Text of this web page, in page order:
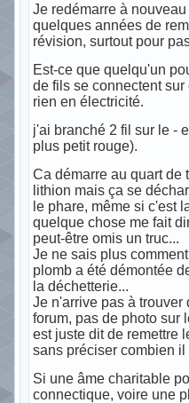
Je redémarre à
quelques années de
révision, surtout pour
Est-ce que quelqu'un
de fils se connectent
rien en électricité.
j'ai branché 2 fil sur le -
plus petit rouge).
Ca démarre au quart de
lithion mais ça se
le phare, même si c'est
quelque chose me fait
peut-être omis un truc...
Je ne sais plus
plomb a été démontée
la déchetterie...
Je n'arrive pas à trouver
forum, pas de photo sur
est juste dit de remettre
sans préciser combien
Si une âme charitable
connectique, voire une